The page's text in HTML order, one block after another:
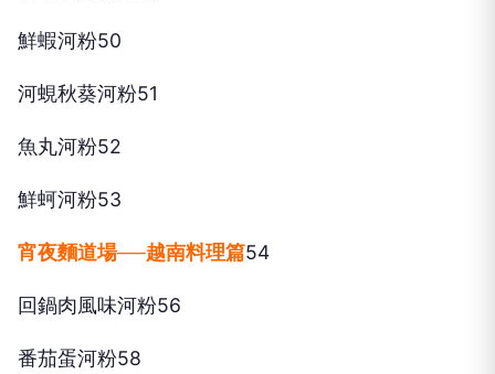
鮮蝦河粉50
河蜆秋葵河粉51
魚丸河粉52
鮮蚵河粉53
宵夜麵道場──越南料理篇54
回鍋肉風味河粉56
番茄蛋河粉58